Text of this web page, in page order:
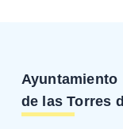
de las Torres